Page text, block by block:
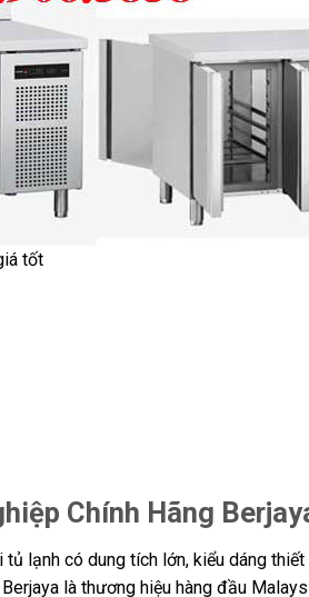
tốt
Chính Hãng
lạnh có dung tích lớn, kiểu dáng
là thương hiệu hàng đầu